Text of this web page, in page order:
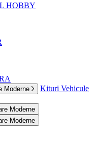
HOBBY
Moderne
Kituri Vehicule
Moderne
Moderne